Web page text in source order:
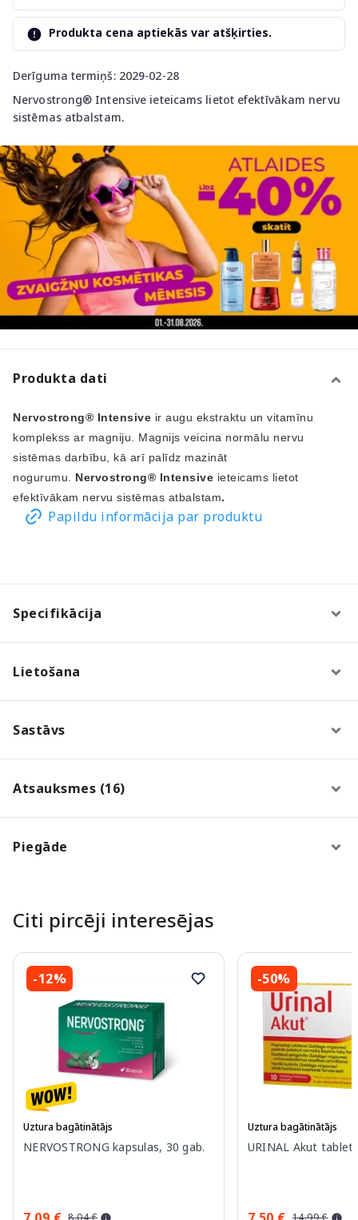
Derīguma termiņš: 2029-02-28
Nervostrong® Intensive ieteicams lietot efektīvākam nervu
sistēmas atbalstam.
Produkta cena aptiekās var atšķirties.
Produkta dati
Nervostrong® Intensive ir augu ekstraktu un vitamīnu
komplekss ar magniju. Magnijs veicina normālu nervu
sistēmas darbību, kā arī palīdz mazināt
nogurumu. Nervostrong® Intensive ieteicams lietot
efektīvākam nervu sistēmas atbalstam.
Papildu informācija par produktu
Specifikācija
Lietošana
Sastāvs
Atsauksmes (16)
Piegāde
Citi pircēji interesējas
-12%
Uztura bagātinātājs
NERVOSTRONG kapsulas, 30 gab.
8.04 €
-50%
Uztura bagātinātājs
URINAL Akut
14.99 €